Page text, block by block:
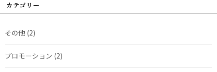
カテゴリー
その他 (2)
プロモーション (2)